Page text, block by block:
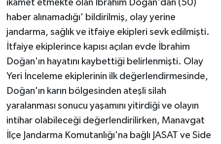
ikamet etmekte olan İbrahim Doğan'dan (50)
haber alınamadığı' bildirilmiş, olay yerine
jandarma, sağlık ve itfaiye ekipleri sevk edilmişti.
İtfaiye ekiplerince kapısı açılan evde İbrahim
Doğan'ın hayatını kaybettiği belirlenmişti. Olay
Yeri İnceleme ekiplerinin ilk değerlendirmesinde,
Doğan'ın karın bölgesinden ateşli silah
yaralanması sonucu yaşamını yitirdiği ve olayın
intihar olabileceği değerlendirilirken, Manavgat
İlçe Jandarma Komutanlığı'na bağlı JASAT ve Side